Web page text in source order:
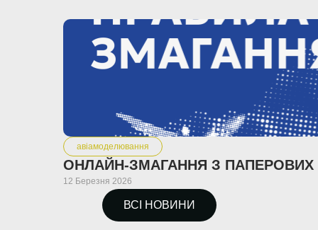
авіамоделювання
12 Березня 2026
ВСІ НОВИНИ